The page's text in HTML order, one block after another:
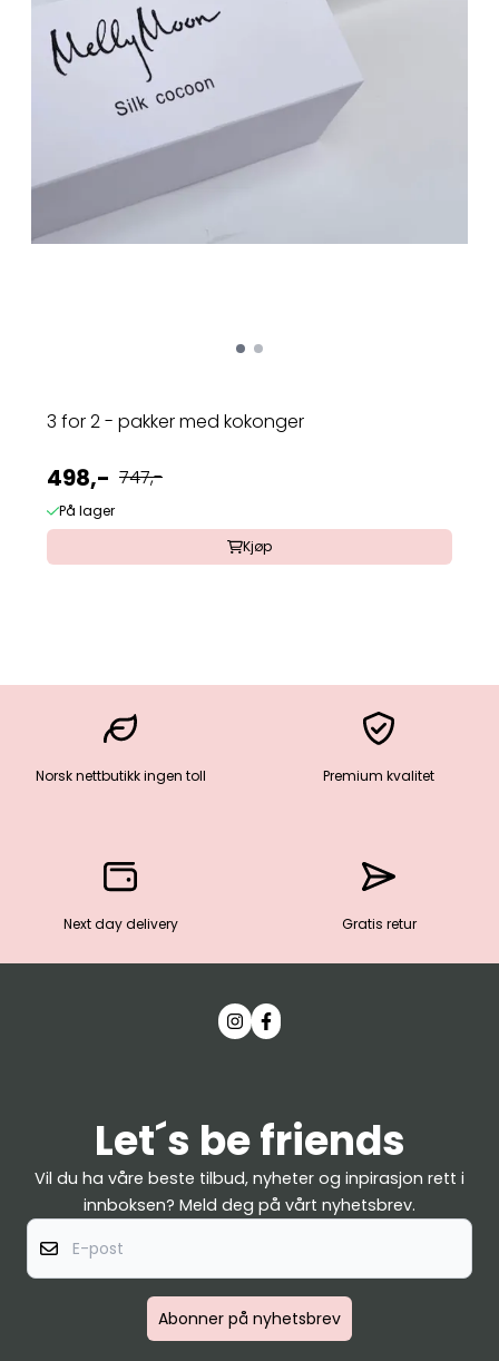
3 for 2 - pakker med kokonger
498,- 747,-
På lager
Kjøp
Norsk nettbutikk ingen toll Premium kvalitet
Next day delivery Gratis retur
Let´s be friends
Vil du ha våre beste tilbud, nyheter og inpirasjon rett i
innboksen? Meld deg på vårt nyhetsbrev.
Abonner på nyhetsbrev